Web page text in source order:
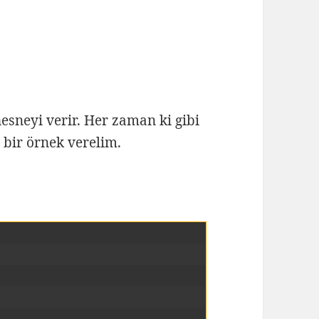
verir. Her zaman ki gibi
bir örnek verelim.